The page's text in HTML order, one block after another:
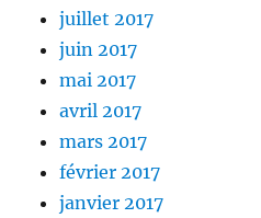
juillet 2017
juin 2017
mai 2017
avril 2017
mars 2017
février 2017
janvier 2017